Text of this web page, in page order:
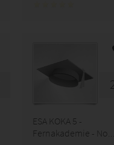
ESA KOKA 5 -
Fernakademie -